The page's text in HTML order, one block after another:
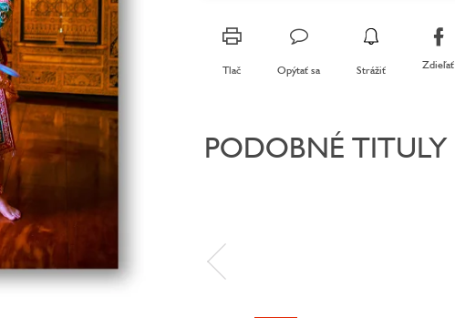
Tlač Opýtať sa Strážiť Zdieľať
PODOBNÉ TITULY